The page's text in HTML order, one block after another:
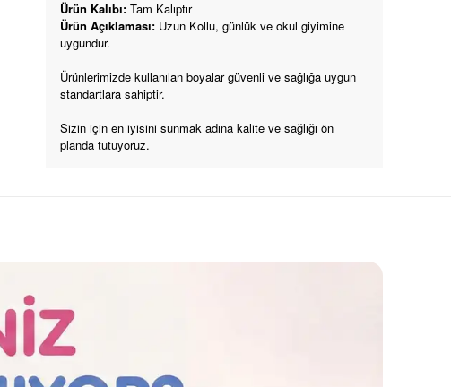
Ürün Kalıbı: Tam Kalıptır
Ürün Açıklaması: Uzun Kollu, günlük ve okul giyimine
uygundur.
Ürünlerimizde kullanılan boyalar güvenli ve sağlığa uygun
standartlara sahiptir.
Sizin için en iyisini sunmak adına kalite ve sağlığı ön
planda tutuyoruz.